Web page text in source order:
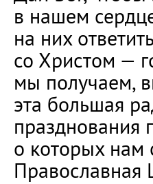
в нашем
на них
со Христом —
мы получаем,
эта большая
празднования
о которых нам
Православная